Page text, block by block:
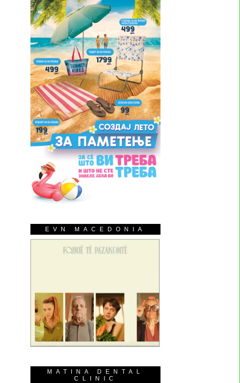
EVN MACEDONIA
MATINA DENTAL
CLINIC